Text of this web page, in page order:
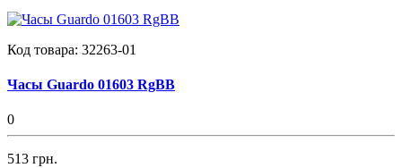
Код товара: 32263-01
Часы Guardo 01603 RgBB
0
513 грн.